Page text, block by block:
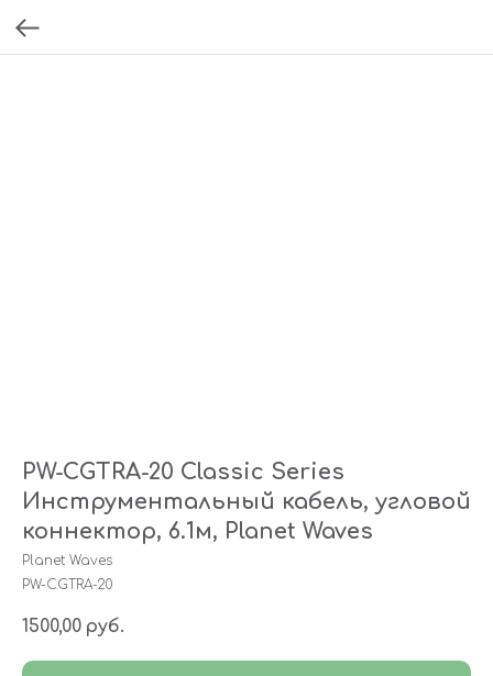
PW-CGTRA-20 Classic Series
Инструментальный кабель, угловой
коннектор, 6.1м, Planet Waves
Planet Waves
PW-CGTRA-20
1500,00 руб.